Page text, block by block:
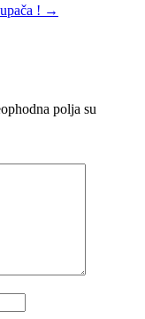
! →
polja su